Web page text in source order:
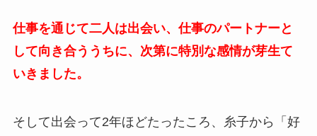
仕事を通じて二人は出会い、仕事のパートナーと
して向き合ううちに、次第に特別な感情が芽生て
いきました。
そして出会って2年ほどたったころ、糸子から「好